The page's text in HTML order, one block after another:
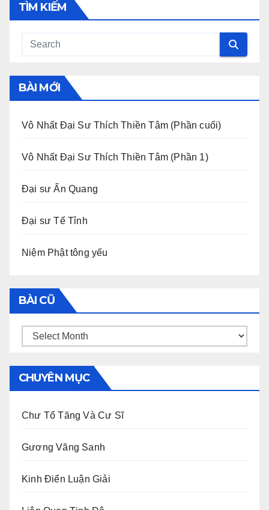
TÌM KIẾM
BÀI MỚI
Vô Nhất Đại Sư Thích Thiền Tâm (Phần cuối)
Vô Nhất Đại Sư Thích Thiền Tâm (Phần 1)
Đại sư Ấn Quang
Đại sư Tế Tỉnh
Niệm Phật tông yếu
BÀI CŨ
Bài
CHUYÊN MỤC
Chư Tổ Tăng Và Cư Sĩ
Gương Vãng Sanh
Kinh Điển Luận Giải